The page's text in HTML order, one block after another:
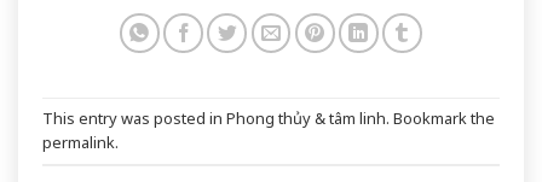
This entry was posted in Phong thủy & tâm linh. Bookmark the
permalink.